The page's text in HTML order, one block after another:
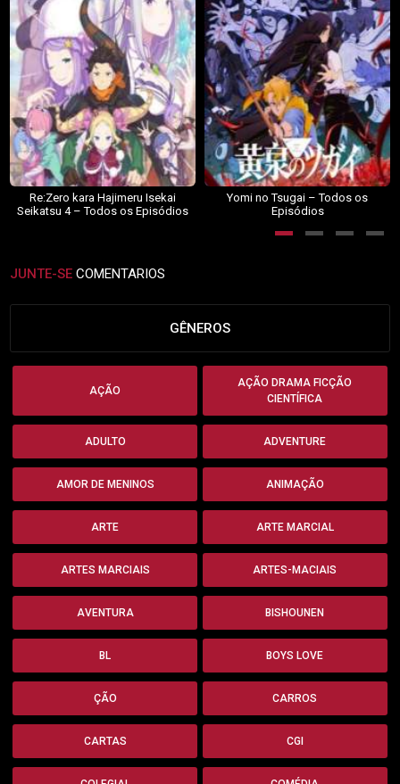
Re:Zero kara Hajimeru Isekai
Seikatsu 4 – Todos os Episódios
Yomi no Tsugai – Todos os
Episódios
JUNTE-SE COMENTARIOS
GÊNEROS
AÇÃO
AÇÃO DRAMA FICÇÃO
CIENTÍFICA
ADULTO ADVENTURE
AMOR DE MENINOS ANIMAÇÃO
ARTE ARTE MARCIAL
ARTES MARCIAIS ARTES-MACIAIS
AVENTURA BISHOUNEN
BL BOYS LOVE
ÇÃO CARROS
CARTAS CGI